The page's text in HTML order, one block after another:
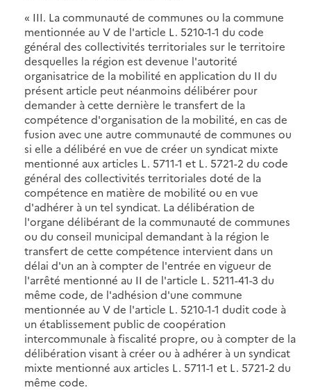
« III. La communauté de communes ou la commune
mentionnée au V de l'article L. 5210-1-1 du code
général des collectivités territoriales sur le territoire
desquelles la région est devenue l'autorité
organisatrice de la mobilité en application du II du
présent article peut néanmoins délibérer pour
demander à cette dernière le transfert de la
compétence d'organisation de la mobilité, en cas de
fusion avec une autre communauté de communes ou
si elle a délibéré en vue de créer un syndicat mixte
mentionné aux articles L. 5711-1 et L. 5721-2 du code
général des collectivités territoriales doté de la
compétence en matière de mobilité ou en vue
d'adhérer à un tel syndicat. La délibération de
l'organe délibérant de la communauté de communes
ou du conseil municipal demandant à la région le
transfert de cette compétence intervient dans un
délai d'un an à compter de l'entrée en vigueur de
l'arrêté mentionné au II de l'article L. 5211-41-3 du
même code, de l'adhésion d'une commune
mentionnée au V de l'article L. 5210-1-1 dudit code à
un établissement public de coopération
intercommunale à fiscalité propre, ou à compter de la
délibération visant à créer ou à adhérer à un syndicat
mixte mentionné aux articles L. 5711-1 et L. 5721-2 du
même code.